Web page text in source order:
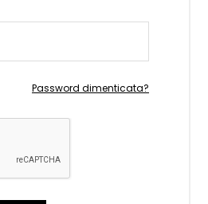
Password dimenticata?